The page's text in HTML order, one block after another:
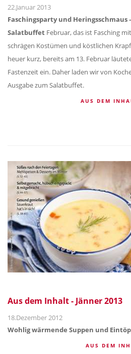
22.Januar 2013
Faschingsparty und Heringsschmaus
Salatbuffet Februar, das ist Fasching
schrägen Kostümen und köstlichen
heuer kurz, bereits am 13. Februar
Fastenzeit ein. Daher laden wir von
Ausgabe zum Salatbuffet.
AUS DEM
Aus dem Inhalt - Jänner 2013
18.Dezember 2012
Wohlig wärmende Suppen und
AUS DEM